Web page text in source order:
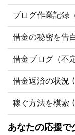
ブログ作業記録
借金の秘密を告
借金ブログ（不
借金返済の状況
稼ぐ方法を模索
あなたの応援で